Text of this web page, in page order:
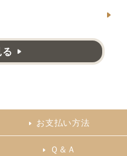
お支払い方法
Ｑ＆Ａ